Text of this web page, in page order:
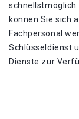
schnellstmöglich
können Sie sich
Fachpersonal
Schlüsseldienst
Dienste zur